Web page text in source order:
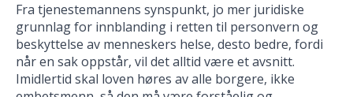
Fra tjenestemannens synspunkt, jo mer juridiske
grunnlag for innblanding i retten til personvern og
beskyttelse av menneskers helse, desto bedre, fordi
når en sak oppstår, vil det alltid være et avsnitt.
Imidlertid skal loven høres av alle borgere, ikke